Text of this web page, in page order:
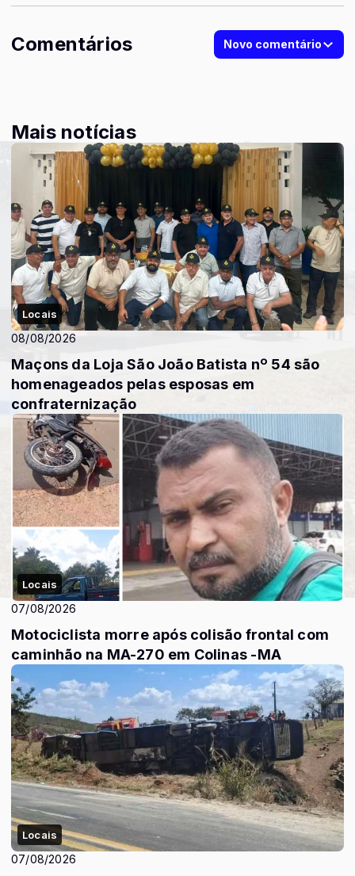
Comentários Novo comentário
Mais notícias
Locais
08/08/2026
Maçons da Loja São João Batista nº 54 são
homenageados pelas esposas em
confraternização
Locais
07/08/2026
Motociclista morre após colisão frontal com
caminhão na MA-270 em Colinas -MA
Locais
07/08/2026